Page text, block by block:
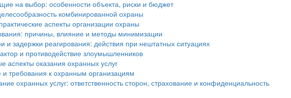
на выбор: особенности объекта, риски и бюджет
комбинированной охраны
аспекты организации охраны
причины, влияние и методы минимизации
и задержки реагирования: действия при нештатных ситуациях
и противодействие злоумышленников
аспекты оказания охранных услуг
и требования к охранным организациям
охранных услуг: ответственность сторон, страхование и конфиденциальность